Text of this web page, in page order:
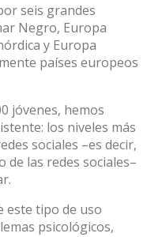
seis grandes
Negro, Europa
y Europa
países europeos
jóvenes, hemos
los niveles más
sociales –es decir,
de las redes sociales–
este tipo de uso
psicológicos,